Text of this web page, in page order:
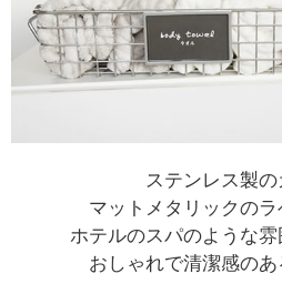
ステンレス製
マットメタリックの
ホテルのスパのような雰
おしゃれで清潔感のあ